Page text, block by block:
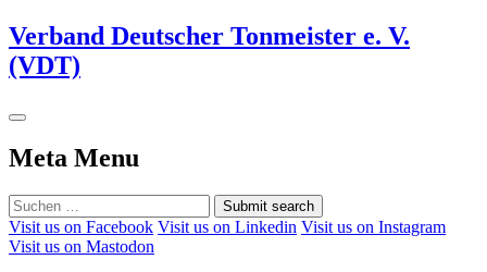
Verband Deutscher Tonmeister e. V.
(VDT)
Meta Menu
Submit search
Visit us on Facebook Visit us on Linkedin Visit us on Instagram
Visit us on Mastodon